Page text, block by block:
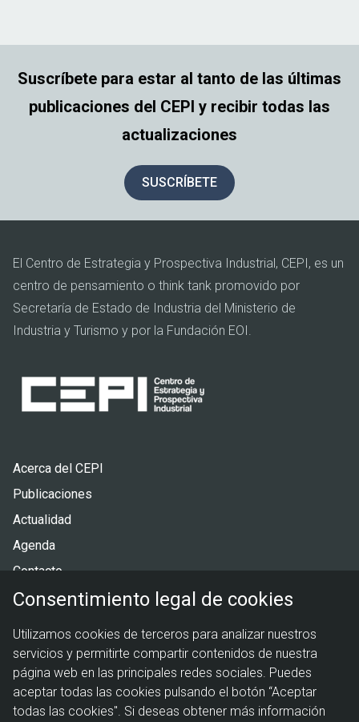
Suscríbete para estar al tanto de las últimas
publicaciones del CEPI y recibir todas las
actualizaciones
SUSCRÍBETE
El Centro de Estrategia y Prospectiva Industrial, CEPI, es un
centro de pensamiento o think tank promovido por
Secretaría de Estado de Industria del Ministerio de
Industria y Turismo y por la Fundación EOI.
Pie
de
Acerca del CEPI
Publicaciones
Actualidad
Agenda
Contacto
legal
Política de cookies
Aviso legal
Consentimiento legal de cookies
Utilizamos cookies de terceros para analizar nuestros
servicios y permitirte compartir contenidos de nuestra
página web en las principales redes sociales. Puedes
aceptar todas las cookies pulsando el botón “Aceptar
todas las cookies". Si deseas obtener más información